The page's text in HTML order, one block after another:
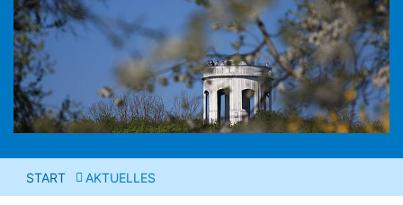
START AKTUELLES